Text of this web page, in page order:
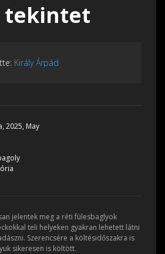
tekintet
Király Árpád
2025, May
jelentek meg a réti fülesbaglyok
teli helyeken gyakran lehetett látni
Szerencsére a költésidőszakra is
sikeresen is költött.